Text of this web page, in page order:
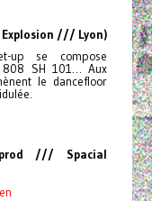
/// Lyon)
up se compose
808 SH 101… Aux
le dancefloor
/// Spacial